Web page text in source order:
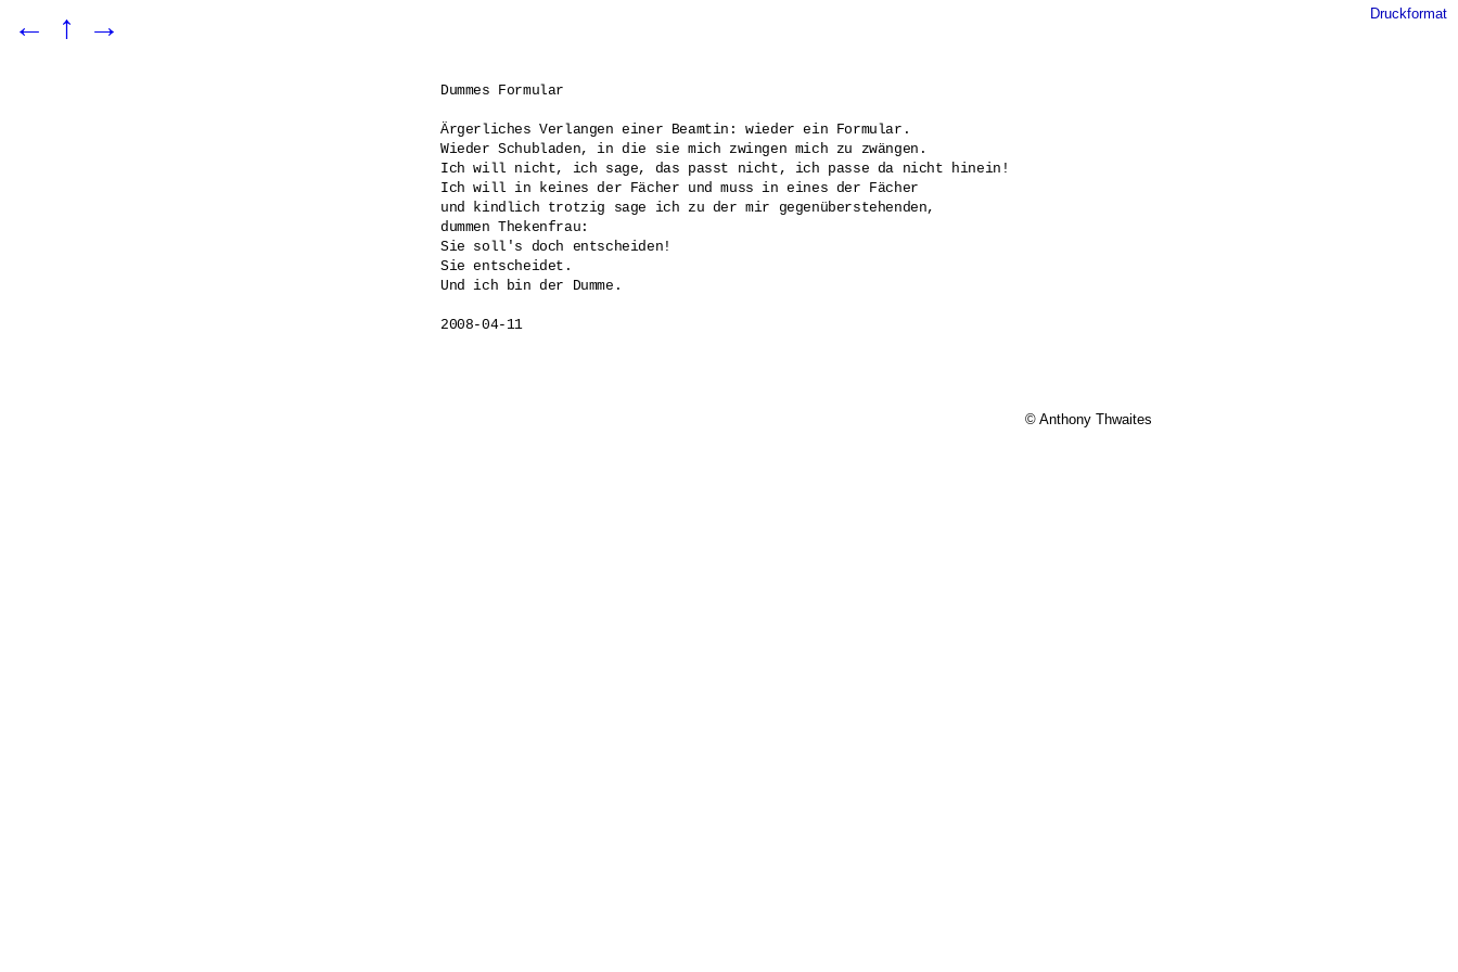
← ↑ → Druckformat
Dummes Formular
Ärgerliches Verlangen einer Beamtin: wieder ein Formular.
Wieder Schubladen, in die sie mich zwingen mich zu zwängen.
Ich will nicht, ich sage, das passt nicht, ich passe da nicht hinein!
Ich will in keines der Fächer und muss in eines der Fächer
und kindlich trotzig sage ich zu der mir gegenüberstehenden,
dummen Thekenfrau:
Sie soll's doch entscheiden!
Sie entscheidet.
Und ich bin der Dumme.
2008-04-11
© Anthony Thwaites